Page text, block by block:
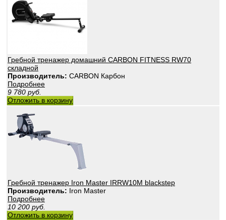
Гребной тренажер домашний CARBON FITNESS RW70
складной
Производитель: CARBON Карбон
Подробнее
9 780 руб.
Отложить в корзину
Гребной тренажер Iron Master IRRW10M blackstep
Производитель: Iron Master
Подробнее
10 200 руб.
Отложить в корзину